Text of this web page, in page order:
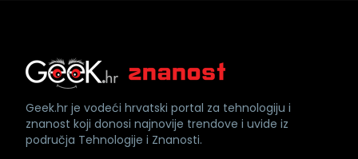
Geek.hr je vodeći hrvatski portal za tehnologiju i
znanost koji donosi najnovije trendove i uvide iz
područja Tehnologije i Znanosti.